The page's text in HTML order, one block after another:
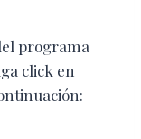
programa
click en